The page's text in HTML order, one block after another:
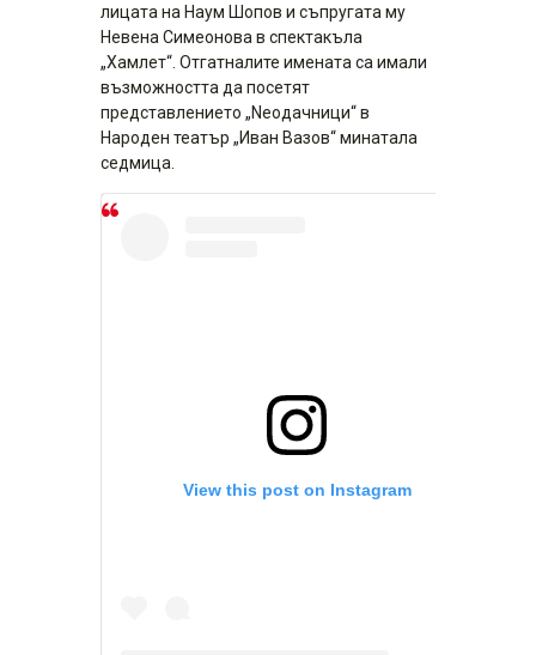
лицата на Наум Шопов и съпругата му
Невена Симеонова в спектакъла
„Хамлет“. Отгатналите имената са имали
възможността да посетят
представлението „Neoдачници“ в
Народен театър „Иван Вазов“ минатала
седмица.
View this post on Instagram